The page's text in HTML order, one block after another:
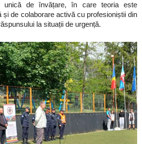
unică de învățare, în care teoria este
și de colaborare activă cu profesioniștii din
la situații de urgență.